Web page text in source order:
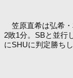
笠原直希は弘希・
2敗1分。SBと並行
にSHUに判定勝ち